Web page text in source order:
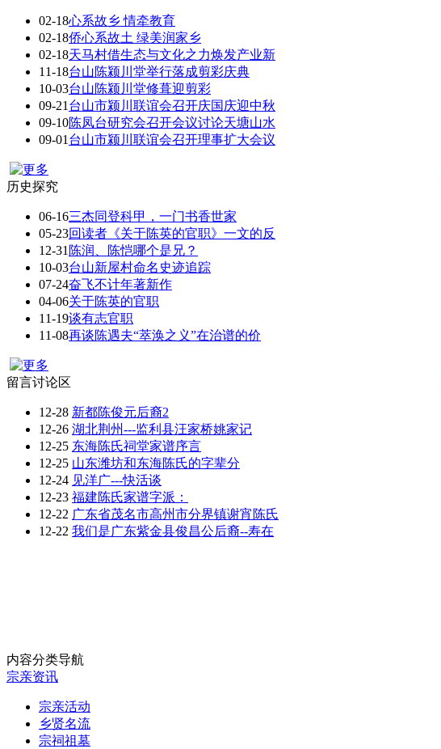
02-18心系故乡 情牵教育
02-18侨心系故土 绿美润家乡
02-18天马村借生态与文化之力焕发产业新
11-18台山陈颍川堂举行落成剪彩庆典
10-03台山陈颍川堂修葺迎剪彩
09-21 台山市颍川联谊会召开庆国庆迎中秋
09-10陈凤台研究会召开会议讨论天塘山水
09-01 台山市颍川联谊会召开理事扩大会议
历史探究
06-16三杰同登科甲，一门书香世家
05-23回读者《关于陈英的官职》一文的反
12-31 陈润、陈恺哪个是兄？
10-03台山新屋村命名史迹追踪
07-24奋飞不计年著新作
04-06关于陈英的官职
11-19谈有志官职
11-08再谈陈遇夫“萃涣之义”在治谱的价
留言讨论区
12-28 新都陈俊元后裔2
12-26 湖北荆州---监利县汪家桥姚家记
12-25 东海陈氏祠堂家谱序言
12-25 山东潍坊和东海陈氏的字辈分
12-24 见洋广---快活谈
12-23 福建陈氏家谱字派：
12-22 广东省茂名市高州市分界镇谢宵陈氏
12-22 我们是广东紫金县俊昌公后裔--寿在
内容分类导航
宗亲资讯
宗亲活动
乡贤名流
宗祠祖墓